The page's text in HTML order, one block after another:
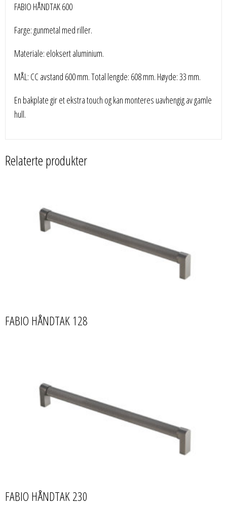
FABIO HÅNDTAK 600
Farge: gunmetal med riller.
Materiale: eloksert aluminium.
MÅL: CC avstand 600 mm. Total lengde: 608 mm. Høyde: 33 mm.
En bakplate gir et ekstra touch og kan monteres uavhengig av gamle
hull.
Relaterte produkter
FABIO HÅNDTAK 128
FABIO HÅNDTAK 230